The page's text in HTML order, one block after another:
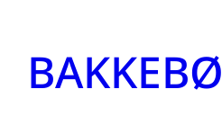
innhold
BAKKEBØ